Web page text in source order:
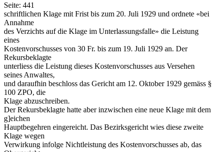
Seite: 441
schriftlichen Klage mit Frist bis zum 20. Juli 1929 und ordnete «bei
Annahme
des Verzichts auf die Klage im Unterlassungsfalle» die Leistung
eines
Kostenvorschusses von 30 Fr. bis zum 19. Juli 1929 an. Der
Rekursbeklagte
unterliess die Leistung dieses Kostenvorschusses aus Versehen
seines Anwaltes,
und daraufhin beschloss das Gericht am 12. Oktober 1929 gemäss §
100 ZPO, die
Klage abzuschreiben.
Der Rekursbeklagte hatte aber inzwischen eine neue Klage mit dem
g]eichen
Hauptbegehren eingereicht. Das Bezirksgericht wies diese zweite
Klage wegen
Verwirkung infolge Nichtleistung des Kostenvorschusses ab, das